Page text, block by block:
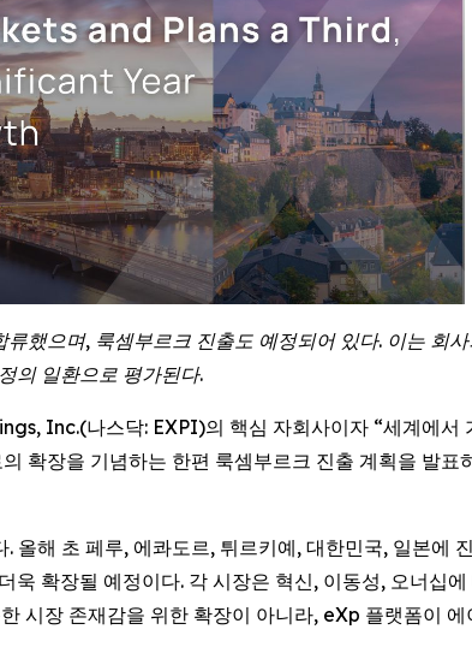
했으며, 룩셈부르크 진출도 예정되어 있다. 이는 회
의 일환으로 평가된다.
Inc.(나스닥: EXPI)의 핵심 자회사이자 “세계에서
확장을 기념하는 한편 룩셈부르크 진출 계획을 발표
해 초 페루, 에콰도르, 튀르키예, 대한민국, 일본에
확장될 예정이다. 각 시장은 혁신, 이동성, 오너십
시장 존재감을 위한 확장이 아니라, eXp 플랫폼이